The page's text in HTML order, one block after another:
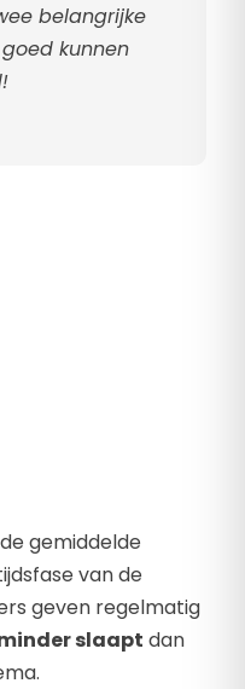
belangrijke
kunnen
gemiddelde
van de
geven regelmatig
slaapt dan